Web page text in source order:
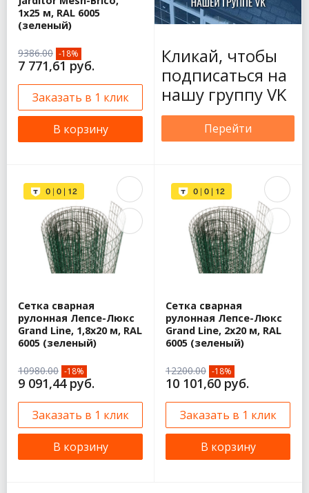
1х25 м, RAL 6005
(зеленый)
9386.00 -18%
7 771,61 руб.
Заказать в 1 клик
В корзину
Кликай, чтобы
подписаться на
нашу группу VK
Перейти
Сетка сварная
рулонная Лепсе-Люкс
Grand Line, 1,8х20 м, RAL
6005 (зеленый)
10980.00 -18%
9 091,44 руб.
Заказать в 1 клик
В корзину
Сетка сварная
рулонная Лепсе-Люкс
Grand Line, 2х20 м, RAL
6005 (зеленый)
12200.00 -18%
10 101,60 руб.
Заказать в 1 клик
В корзину